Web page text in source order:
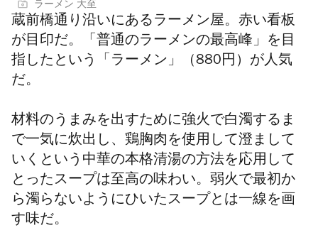
1/4
ラーメン 大至
蔵前橋通り沿いにあるラーメン屋。赤い看板
が目印だ。「普通のラーメンの最高峰」を目
指したという「ラーメン」（880円）が人気
だ。
材料のうまみを出すために強火で白濁するま
で一気に炊出し、鶏胸肉を使用して澄まして
いくという中華の本格清湯の方法を応用して
とったスープは至高の味わい。弱火で最初か
ら濁らないようにひいたスープとは一線を画
す味だ。